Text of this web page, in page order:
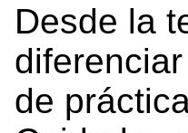
Desde la
de